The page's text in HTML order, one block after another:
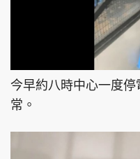
今早約八時中心一度
常。